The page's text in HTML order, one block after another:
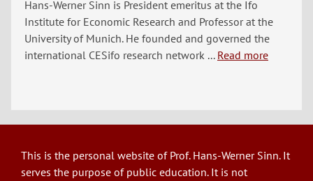
Hans-Werner Sinn is President emeritus at the Ifo
Institute for Economic Research and Professor at the
University of Munich. He founded and governed the
international CESifo research network ... Read more
This is the personal website of Prof. Hans-Werner Sinn. It
serves the purpose of public education. It is not